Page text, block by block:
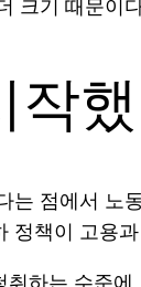
크기 때문이
작
점에서
책이 고용